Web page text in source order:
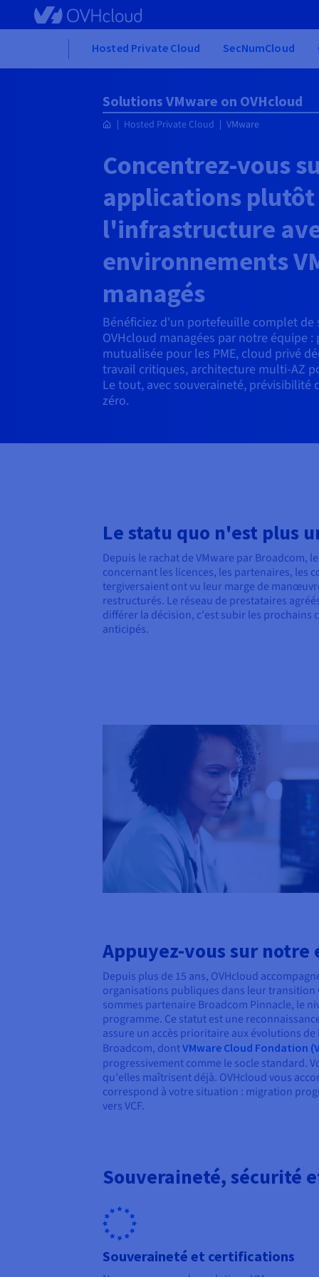
Skip to main content
Hosted Private Cloud SecNumCloud
Solutions VMware on OVHcloud
Hosted Private Cloud VMware
Concentrez-vous
applications plutôt
l'infrastructure
environnements
managés
Bénéficiez d'un portefeuille complet de
OVHcloud managées par notre équipe
mutualisée pour les PME, cloud privé
travail critiques, architecture multi-AZ
Le tout, avec souveraineté, prévisibilité
zéro.
Le statu quo n'est plus
Depuis le rachat de VMware par Broadcom,
concernant les licences, les partenaires, les
tergiversaient ont vu leur marge de
restructurés. Le réseau de prestataires
différer la décision, c'est subir les prochains
anticipés.
Appuyez-vous sur notre
Depuis plus de 15 ans, OVHcloud
organisations publiques dans leur transition
sommes partenaire Broadcom Pinnacle, le
programme. Ce statut est une
assure un accès prioritaire aux évolutions
Broadcom, dontVMware Cloud Fondation
progressivement comme le socle standard.
qu'elles maîtrisent déjà. OVHcloud vous
correspond à votre situation : migration
vers VCF.
Souveraineté, sécurité
Souveraineté et certifications